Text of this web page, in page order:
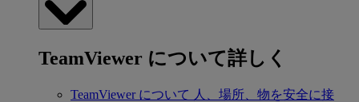
TeamViewer について詳しく
TeamViewer について 人、場所、物を安全に接